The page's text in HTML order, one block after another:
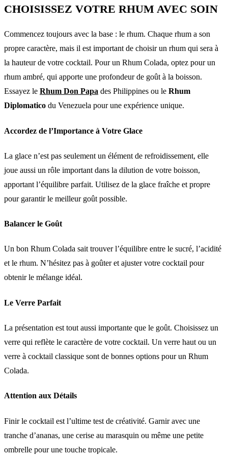
CHOISISSEZ VOTRE RHUM AVEC SOIN
Commencez toujours avec la base : le rhum. Chaque rhum a son
propre caractère, mais il est important de choisir un rhum qui sera à
la hauteur de votre cocktail. Pour un Rhum Colada, optez pour un
rhum ambré, qui apporte une profondeur de goût à la boisson.
Essayez le Rhum Don Papa des Philippines ou le Rhum
Diplomatico du Venezuela pour une expérience unique.
Accordez de l’Importance à Votre Glace
La glace n’est pas seulement un élément de refroidissement, elle
joue aussi un rôle important dans la dilution de votre boisson,
apportant l’équilibre parfait. Utilisez de la glace fraîche et propre
pour garantir le meilleur goût possible.
Balancer le Goût
Un bon Rhum Colada sait trouver l’équilibre entre le sucré, l’acidité
et le rhum. N’hésitez pas à goûter et ajuster votre cocktail pour
obtenir le mélange idéal.
Le Verre Parfait
La présentation est tout aussi importante que le goût. Choisissez un
verre qui reflète le caractère de votre cocktail. Un verre haut ou un
verre à cocktail classique sont de bonnes options pour un Rhum
Colada.
Attention aux Détails
Finir le cocktail est l’ultime test de créativité. Garnir avec une
tranche d’ananas, une cerise au marasquin ou même une petite
ombrelle pour une touche tropicale.